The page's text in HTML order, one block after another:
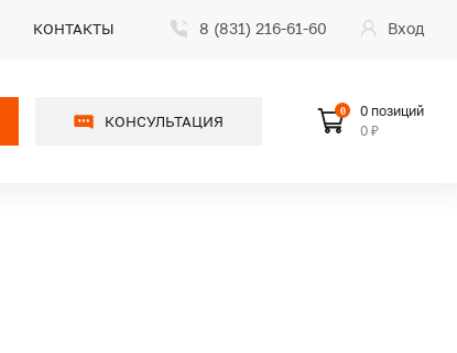
КОНТАКТЫ 8 (831) 216-61-60 Вход
КОНСУЛЬТАЦИЯ
0
0 позиций
0 ₽